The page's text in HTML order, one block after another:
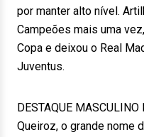
por manter alto nível.
Campeões mais uma
Copa e deixou o Real
Juventus.
DESTAQUE
Queiroz, o grande nome